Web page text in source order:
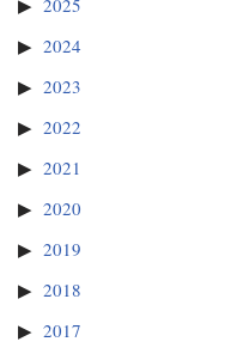
2025
2024
2023
2022
2021
2020
2019
2018
2017